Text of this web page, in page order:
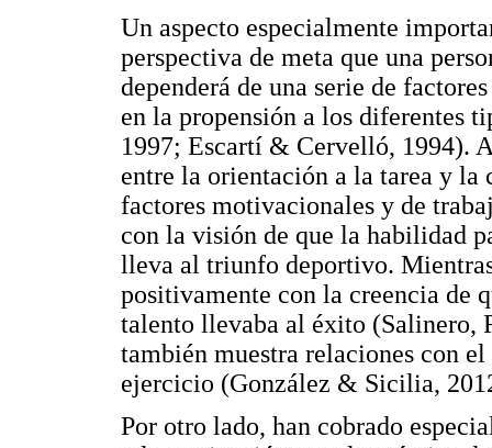
Un aspecto especialmente
perspectiva de meta que una
dependerá de una serie de
en la propensión a los diferentes
1997; Escartí & Cervelló, 1994).
entre la orientación a la tarea y
factores motivacionales y de
con la visión de que la habilidad
lleva al triunfo deportivo.
positivamente con la creencia de
talento llevaba al éxito (Salinero,
también muestra relaciones con
ejercicio (González & Sicilia,
Por otro lado, han cobrado